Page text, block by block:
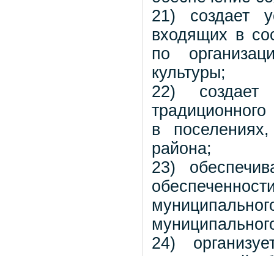
21) создает
входящих в
по
культуры;
22) создает
традиционного
в
района;
23)
24)